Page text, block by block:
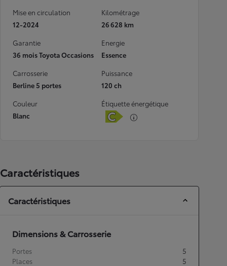
Mise en circulation
12-2024
Kilométrage
26 628 km
Garantie
36 mois Toyota Occasions
Energie
Essence
Carrosserie
Berline 5 portes
Puissance
120 ch
Couleur
Blanc
Étiquette énergétique
Caractéristiques
Caractéristiques
Dimensions & Carrosserie
Portes
5
Places
5